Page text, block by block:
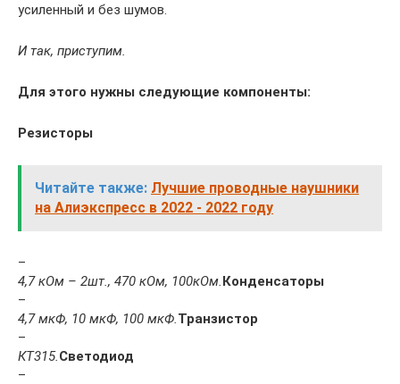
усиленный и без шумов.
И так, приступим.
Для этого нужны следующие компоненты:
Резисторы
Читайте также: Лучшие проводные наушники
на Алиэкспресс в 2022 - 2022 году
–
4,7 кОм – 2шт., 470 кОм, 100кОм.Конденсаторы
–
4,7 мкФ, 10 мкФ, 100 мкФ.Транзистор
–
КТ315.Светодиод
–